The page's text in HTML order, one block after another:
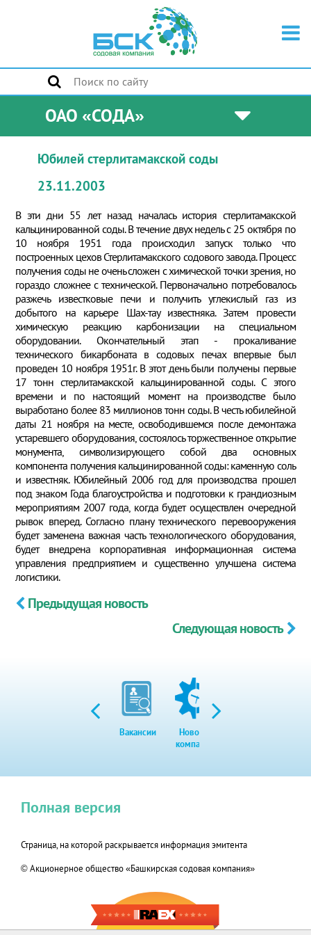
ОАО «СОДА»
Юбилей стерлитамакской соды
23.11.2003
В эти дни 55 лет назад началась история стерлитамакской
кальцинированной соды. В течение двух недель с 25 октября по
10 ноября 1951 года происходил запуск только что
построенных цехов Стерлитамакского содового завода. Процесс
получения соды не очень сложен с химической точки зрения, но
гораздо сложнее с технической. Первоначально потребовалось
разжечь известковые печи и получить углекислый газ из
добытого на карьере Шах-тау известняка. Затем провести
химическую реакцию карбонизации на специальном
оборудовании. Окончательный этап - прокаливание
технического бикарбоната в содовых печах впервые был
проведен 10 ноября 1951г. В этот день были получены первые
17 тонн стерлитамакской кальцинированной соды. С этого
времени и по настоящий момент на производстве было
выработано более 83 миллионов тонн соды. В честь юбилейной
даты 21 ноября на месте, освободившемся после демонтажа
устаревшего оборудования, состоялось торжественное открытие
монумента, символизирующего собой два основных
компонента получения кальцинированной соды: каменную соль
и известняк. Юбилейный 2006 год для производства прошел
под знаком Года благоустройства и подготовки к грандиозным
мероприятиям 2007 года, когда будет осуществлен очередной
рывок вперед. Согласно плану технического перевооружения
будет заменена важная часть технологического оборудования,
будет внедрена корпоративная информационная система
управления предприятием и существенно улучшена система
логистики.
Предыдущая новость
Следующая новость
Вакансии
Новости
компании
Страница, на которой раскрывается информация эмитента
© Акционерное общество «Башкирская содовая компания»
Полная версия